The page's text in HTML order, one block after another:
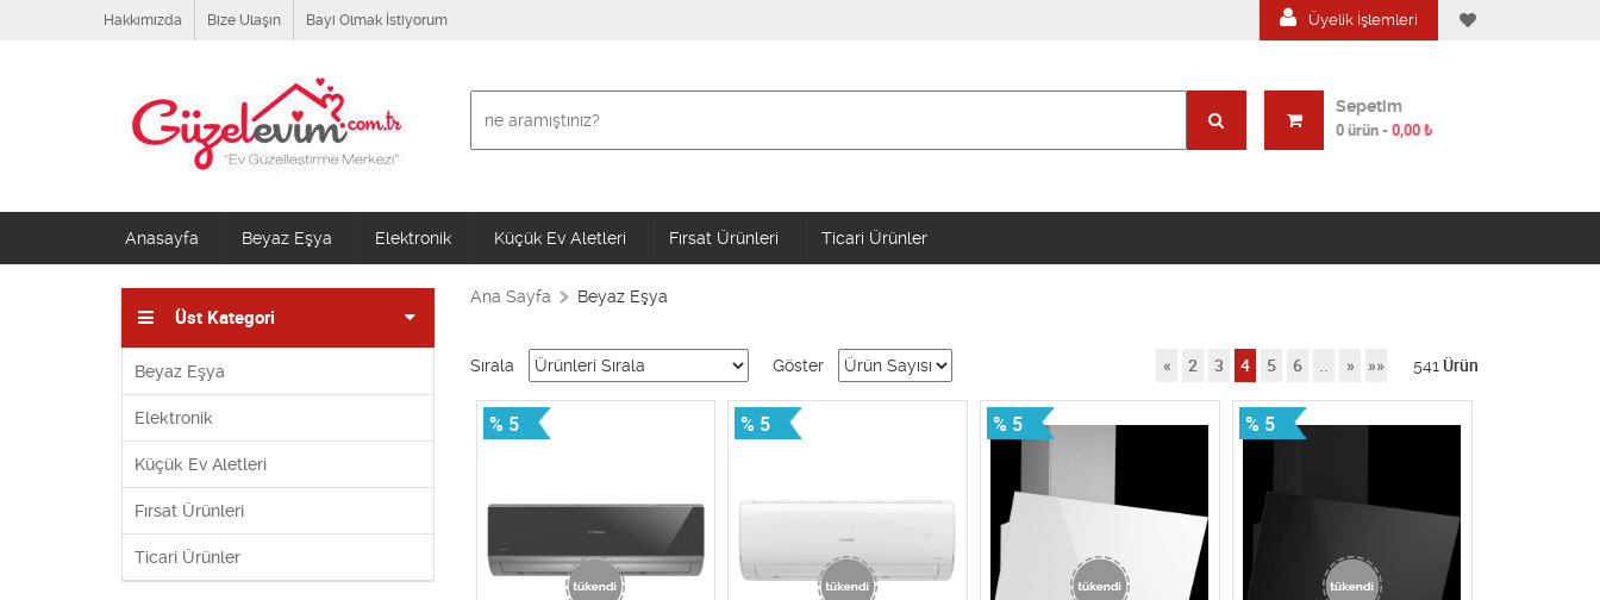
Hakkımızda Bize Ulaşın Bayi Olmak İstiyorum Üyelik İşlemleri
Sepetim
0 ürün - 0,00 ₺
Anasayfa Beyaz Eşya Elektronik Küçük Ev Aletleri Fırsat Ürünleri Ticari Ürünler
Üst Kategori
Beyaz Eşya
Elektronik
Küçük Ev Aletleri
Fırsat Ürünleri
Ticari Ürünler
Ana Sayfa Beyaz Eşya
Sırala Göster 541 Ürün
« 2 3 4 5 6 » »»
% 5 % 5 % 5 % 5